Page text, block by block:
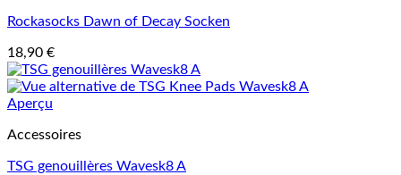
Rockasocks Dawn of Decay Socken
18,90 €
Aperçu
Accessoires
TSG genouillères Wavesk8 A